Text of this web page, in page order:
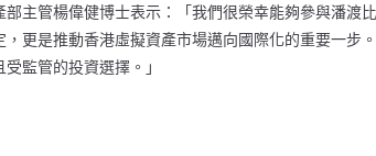
部主管楊偉健博士表示：「我們很榮幸能夠參與潘渡
，更是推動香港虛擬資產市場邁向國際化的重要一步
監管的投資選擇。」